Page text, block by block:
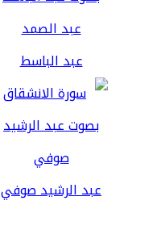
عبد الباسط
عبد الرشيد صوفي